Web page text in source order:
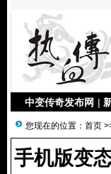
中变传奇发布网 |
您现在的位置： 首页
手机版变